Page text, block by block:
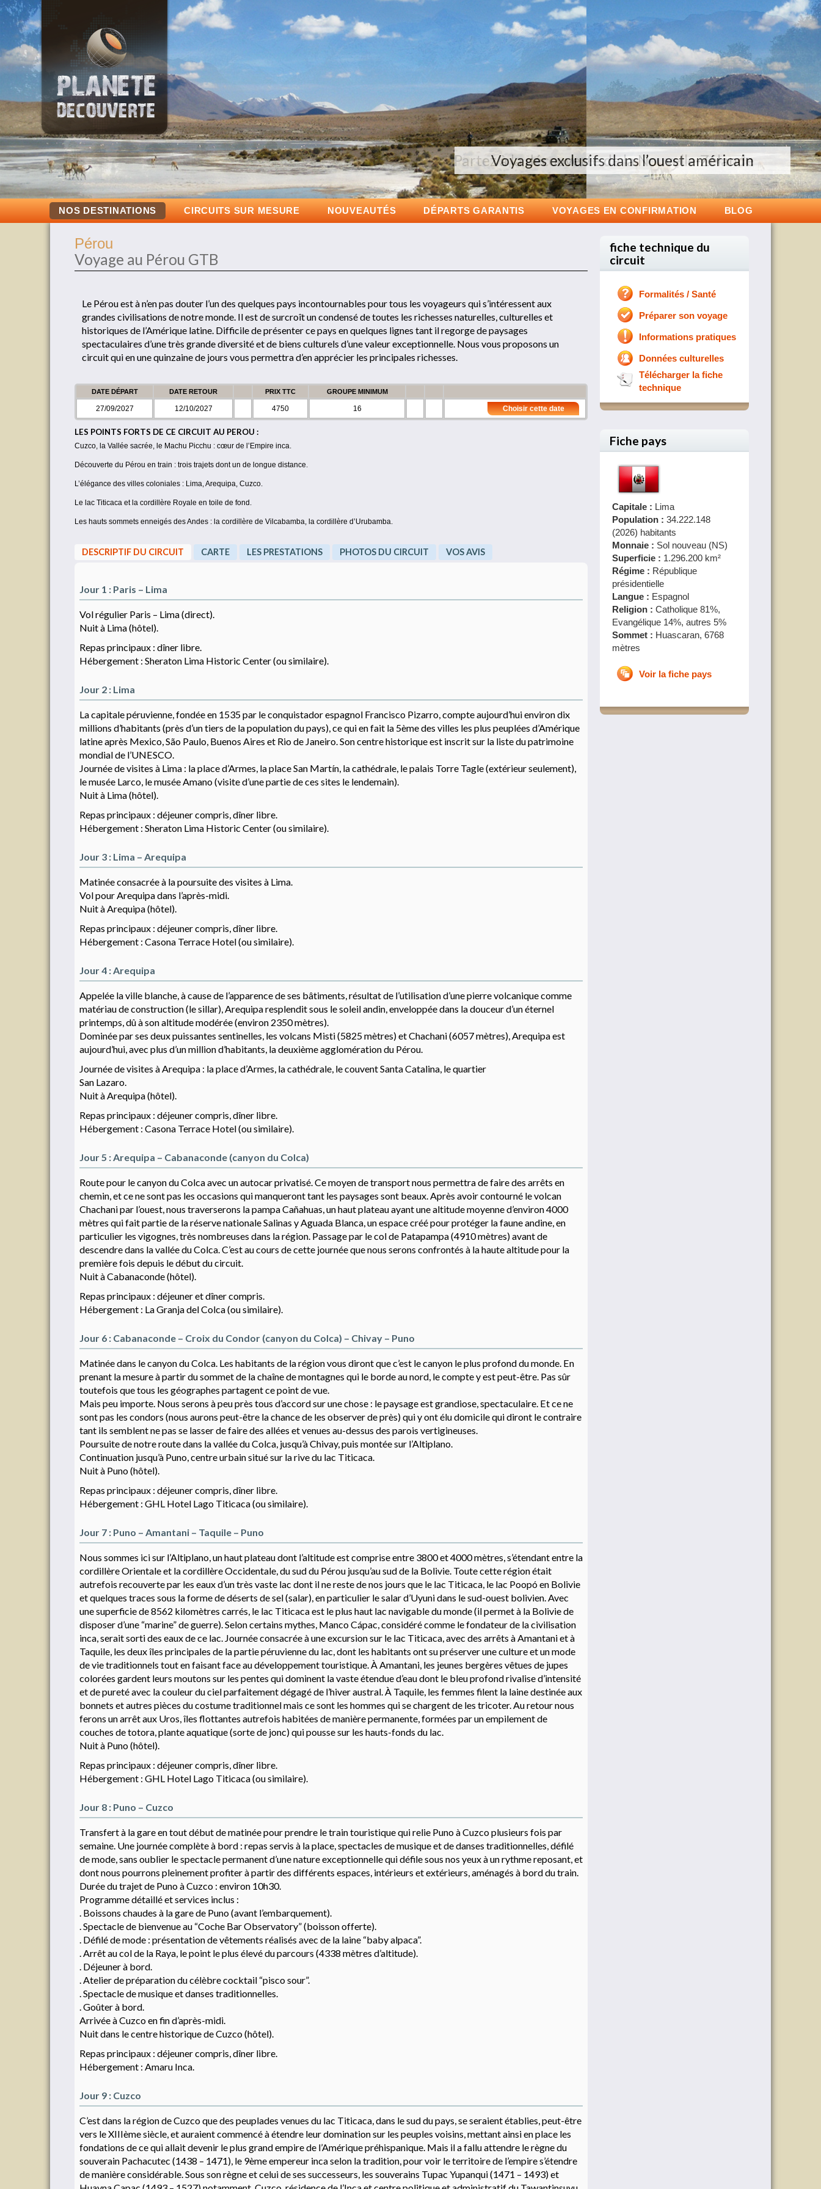
Partez à la découverte de la Nouvelle-Zélande
Groupes de 6 à 12 personnes
Voyages exclusifs dans l’ouest américain
NOS DESTINATIONS CIRCUITS SUR MESURE NOUVEAUTÉS DÉPARTS GARANTIS VOYAGES EN CONFIRMATION BLOG
Pérou
Voyage au Pérou GTB
Le Pérou est à n’en pas douter l’un des quelques pays incontournables pour tous les voyageurs qui s’intéressent aux
grandes civilisations de notre monde. Il est de surcroît un condensé de toutes les richesses naturelles, culturelles et
historiques de l’Amérique latine. Difficile de présenter ce pays en quelques lignes tant il regorge de paysages
spectaculaires d’une très grande diversité et de biens culturels d’une valeur exceptionnelle. Nous vous proposons un
circuit qui en une quinzaine de jours vous permettra d’en apprécier les principales richesses.
DATE DÉPART DATE RETOUR PRIX TTC GROUPE MINIMUM
27/09/2027 12/10/2027 4750 16 Choisir cette date
LES POINTS FORTS DE CE CIRCUIT AU PEROU :
Cuzco, la Vallée sacrée, le Machu Picchu : cœur de l’Empire inca.
Découverte du Pérou en train : trois trajets dont un de longue distance.
L’élégance des villes coloniales : Lima, Arequipa, Cuzco.
Le lac Titicaca et la cordillère Royale en toile de fond.
Les hauts sommets enneigés des Andes : la cordillère de Vilcabamba, la cordillère d’Urubamba.
DESCRIPTIF DU CIRCUIT CARTE LES PRESTATIONS PHOTOS DU CIRCUIT VOS AVIS
Jour 1 : Paris – Lima
Vol régulier Paris – Lima (direct).
Nuit à Lima (hôtel).
Repas principaux : dîner libre.
Hébergement : Sheraton Lima Historic Center (ou similaire).
Jour 2 : Lima
La capitale péruvienne, fondée en 1535 par le conquistador espagnol Francisco Pizarro, compte aujourd’hui environ dix
millions d’habitants (près d’un tiers de la population du pays), ce qui en fait la 5ème des villes les plus peuplées d’Amérique
latine après Mexico, São Paulo, Buenos Aires et Rio de Janeiro. Son centre historique est inscrit sur la liste du patrimoine
mondial de l’UNESCO.
Journée de visites à Lima : la place d’Armes, la place San Martín, la cathédrale, le palais Torre Tagle (extérieur seulement),
le musée Larco, le musée Amano (visite d’une partie de ces sites le lendemain).
Nuit à Lima (hôtel).
Repas principaux : déjeuner compris, dîner libre.
Hébergement : Sheraton Lima Historic Center (ou similaire).
Jour 3 : Lima – Arequipa
Matinée consacrée à la poursuite des visites à Lima.
Vol pour Arequipa dans l’après-midi.
Nuit à Arequipa (hôtel).
Repas principaux : déjeuner compris, dîner libre.
Hébergement : Casona Terrace Hotel (ou similaire).
Jour 4 : Arequipa
Appelée la ville blanche, à cause de l’apparence de ses bâtiments, résultat de l’utilisation d’une pierre volcanique comme
matériau de construction (le sillar), Arequipa resplendit sous le soleil andin, enveloppée dans la douceur d’un éternel
printemps, dû à son altitude modérée (environ 2350 mètres).
Dominée par ses deux puissantes sentinelles, les volcans Misti (5825 mètres) et Chachani (6057 mètres), Arequipa est
aujourd’hui, avec plus d’un million d’habitants, la deuxième agglomération du Pérou.
Journée de visites à Arequipa : la place d’Armes, la cathédrale, le couvent Santa Catalina, le quartier
San Lazaro.
Nuit à Arequipa (hôtel).
Repas principaux : déjeuner compris, dîner libre.
Hébergement : Casona Terrace Hotel (ou similaire).
Jour 5 : Arequipa – Cabanaconde (canyon du Colca)
Route pour le canyon du Colca avec un autocar privatisé. Ce moyen de transport nous permettra de faire des arrêts en
chemin, et ce ne sont pas les occasions qui manqueront tant les paysages sont beaux. Après avoir contourné le volcan
Chachani par l’ouest, nous traverserons la pampa Cañahuas, un haut plateau ayant une altitude moyenne d’environ 4000
mètres qui fait partie de la réserve nationale Salinas y Aguada Blanca, un espace créé pour protéger la faune andine, en
particulier les vigognes, très nombreuses dans la région. Passage par le col de Patapampa (4910 mètres) avant de
descendre dans la vallée du Colca. C’est au cours de cette journée que nous serons confrontés à la haute altitude pour la
première fois depuis le début du circuit.
Nuit à Cabanaconde (hôtel).
Repas principaux : déjeuner et dîner compris.
Hébergement : La Granja del Colca (ou similaire).
Jour 6 : Cabanaconde – Croix du Condor (canyon du Colca) – Chivay – Puno
Matinée dans le canyon du Colca. Les habitants de la région vous diront que c’est le canyon le plus profond du monde. En
prenant la mesure à partir du sommet de la chaîne de montagnes qui le borde au nord, le compte y est peut-être. Pas sûr
toutefois que tous les géographes partagent ce point de vue.
Mais peu importe. Nous serons à peu près tous d’accord sur une chose : le paysage est grandiose, spectaculaire. Et ce ne
sont pas les condors (nous aurons peut-être la chance de les observer de près) qui y ont élu domicile qui diront le contraire
tant ils semblent ne pas se lasser de faire des allées et venues au-dessus des parois vertigineuses.
Poursuite de notre route dans la vallée du Colca, jusqu’à Chivay, puis montée sur l’Altiplano.
Continuation jusqu’à Puno, centre urbain situé sur la rive du lac Titicaca.
Nuit à Puno (hôtel).
Repas principaux : déjeuner compris, dîner libre.
Hébergement : GHL Hotel Lago Titicaca (ou similaire).
Jour 7 : Puno – Amantani – Taquile – Puno
Nous sommes ici sur l’Altiplano, un haut plateau dont l’altitude est comprise entre 3800 et 4000 mètres, s’étendant entre la
cordillère Orientale et la cordillère Occidentale, du sud du Pérou jusqu’au sud de la Bolivie. Toute cette région était
autrefois recouverte par les eaux d’un très vaste lac dont il ne reste de nos jours que le lac Titicaca, le lac Poopó en Bolivie
et quelques traces sous la forme de déserts de sel (salar), en particulier le salar d’Uyuni dans le sud-ouest bolivien. Avec
une superficie de 8562 kilomètres carrés, le lac Titicaca est le plus haut lac navigable du monde (il permet à la Bolivie de
disposer d’une “marine” de guerre). Selon certains mythes, Manco Cápac, considéré comme le fondateur de la civilisation
inca, serait sorti des eaux de ce lac. Journée consacrée à une excursion sur le lac Titicaca, avec des arrêts à Amantani et à
Taquile, les deux îles principales de la partie péruvienne du lac, dont les habitants ont su préserver une culture et un mode
de vie traditionnels tout en faisant face au développement touristique. À Amantani, les jeunes bergères vêtues de jupes
colorées gardent leurs moutons sur les pentes qui dominent la vaste étendue d’eau dont le bleu profond rivalise d’intensité
et de pureté avec la couleur du ciel parfaitement dégagé de l’hiver austral. À Taquile, les femmes filent la laine destinée aux
bonnets et autres pièces du costume traditionnel mais ce sont les hommes qui se chargent de les tricoter. Au retour nous
ferons un arrêt aux Uros, îles flottantes autrefois habitées de manière permanente, formées par un empilement de
couches de totora, plante aquatique (sorte de jonc) qui pousse sur les hauts-fonds du lac.
Nuit à Puno (hôtel).
Repas principaux : déjeuner compris, dîner libre.
Hébergement : GHL Hotel Lago Titicaca (ou similaire).
Jour 8 : Puno – Cuzco
Transfert à la gare en tout début de matinée pour prendre le train touristique qui relie Puno à Cuzco plusieurs fois par
semaine. Une journée complète à bord : repas servis à la place, spectacles de musique et de danses traditionnelles, défilé
de mode, sans oublier le spectacle permanent d’une nature exceptionnelle qui défile sous nos yeux à un rythme reposant, et
dont nous pourrons pleinement profiter à partir des différents espaces, intérieurs et extérieurs, aménagés à bord du train.
Durée du trajet de Puno à Cuzco : environ 10h30.
Programme détaillé et services inclus :
. Boissons chaudes à la gare de Puno (avant l’embarquement).
. Spectacle de bienvenue au “Coche Bar Observatory” (boisson offerte).
. Défilé de mode : présentation de vêtements réalisés avec de la laine “baby alpaca”.
. Arrêt au col de la Raya, le point le plus élevé du parcours (4338 mètres d’altitude).
. Déjeuner à bord.
. Atelier de préparation du célèbre cocktail “pisco sour”.
. Spectacle de musique et danses traditionnelles.
. Goûter à bord.
Arrivée à Cuzco en fin d’après-midi.
Nuit dans le centre historique de Cuzco (hôtel).
Repas principaux : déjeuner compris, dîner libre.
Hébergement : Amaru Inca.
Jour 9 : Cuzco
C’est dans la région de Cuzco que des peuplades venues du lac Titicaca, dans le sud du pays, se seraient établies, peut-être
vers le XIIIème siècle, et auraient commencé à étendre leur domination sur les peuples voisins, mettant ainsi en place les
fondations de ce qui allait devenir le plus grand empire de l’Amérique préhispanique. Mais il a fallu attendre le règne du
souverain Pachacutec (1438 – 1471), le 9ème empereur inca selon la tradition, pour voir le territoire de l’empire s’étendre
de manière considérable. Sous son règne et celui de ses successeurs, les souverains Tupac Yupanqui (1471 – 1493) et
fiche technique du
circuit
Formalités / Santé
Préparer son voyage
Informations pratiques
Données culturelles
Télécharger la fiche
technique
Fiche pays
Capitale : Lima
Population : 34.222.148
(2026) habitants
Monnaie : Sol nouveau (NS)
Superficie : 1.296.200 km²
Régime : République
présidentielle
Langue : Espagnol
Religion : Catholique 81%,
Evangélique 14%, autres 5%
Sommet : Huascaran, 6768
mètres
Voir la fiche pays